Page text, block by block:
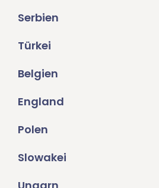
Serbien
Türkei
Belgien
England
Polen
Slowakei